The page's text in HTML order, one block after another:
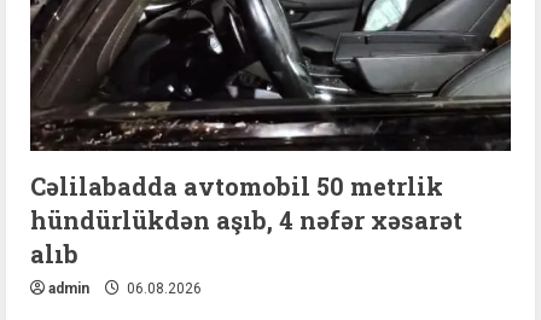
Cəlilabadda avtomobil 50 metrlik
hündürlükdən aşıb, 4 nəfər xəsarət
alıb
admin 06.08.2026